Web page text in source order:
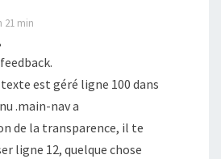
21 min
est géré ligne 100 dans
.main-nav a
de la transparence, il te
ligne 12, quelque chose